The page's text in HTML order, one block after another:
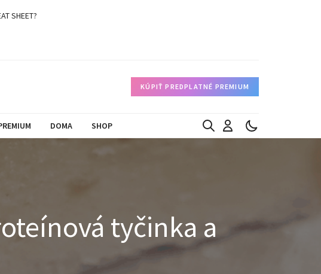
SHEET?
KÚPIŤ PREDPLATNÉ PREMIUM
DOMA SHOP
tyčinka a